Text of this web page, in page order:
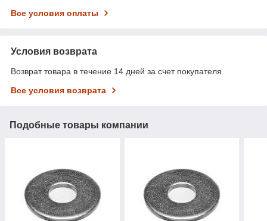
Все условия оплаты
Условия возврата
Возврат товара в течение 14 дней за счет покупателя
Все условия возврата
Подобные товары компании